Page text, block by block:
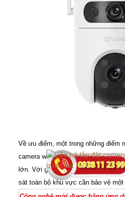
Về ưu điểm, một trong những điểm
camera wifi thân ngoài trời góc rộng
lớn. Với góc quay rộng, camera
sát toàn bộ khu vực cần bảo vệ